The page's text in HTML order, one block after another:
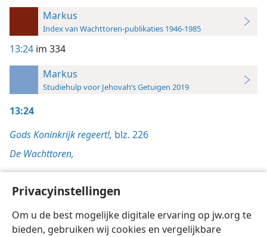
Privacyinstellingen
Om u de best mogelijke digitale ervaring op jw.org te
bieden, gebruiken wij cookies en vergelijkbare
Markus
Index van Wachttoren-publikaties 1946-1985
13:24 im 334
Markus
Studiehulp voor Jehovah’s Getuigen 2019
13:24
Gods Koninkrijk regeert!, blz. 226
De Wachttoren,
1/4/1990, blz. 24